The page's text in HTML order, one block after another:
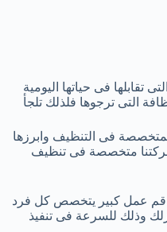
تقابلها فى حياتها اليومية
التى ترجوها فلذلك تلجأ
فى التنظيف وابرزها
متخصصة فى تنظيف
عمل كبير يتخصص كل فرد
وذلك للسرعة فى تنفيذ